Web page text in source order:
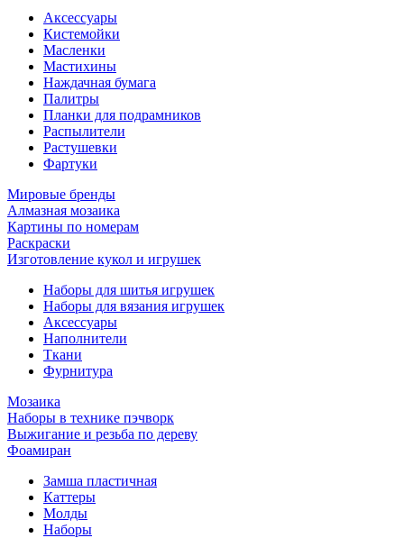
Аксессуары
Кистемойки
Масленки
Мастихины
Наждачная бумага
Палитры
Планки для подрамников
Распылители
Растушевки
Фартуки
Мировые бренды
Алмазная мозаика
Картины по номерам
Раскраски
Изготовление кукол и игрушек
Наборы для шитья игрушек
Наборы для вязания игрушек
Аксессуары
Наполнители
Ткани
Фурнитура
Мозаика
Наборы в технике пэчворк
Выжигание и резьба по дереву
Фоамиран
Замша пластичная
Каттеры
Молды
Наборы